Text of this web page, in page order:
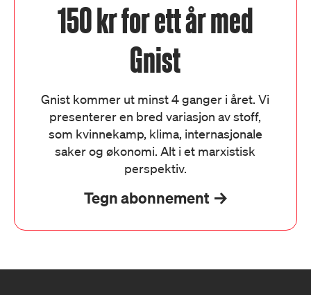
150 kr for ett år med
Gnist
Gnist kommer ut minst 4 ganger i året. Vi
presenterer en bred variasjon av stoff,
som kvinnekamp, klima, internasjonale
saker og økonomi. Alt i et marxistisk
perspektiv.
Tegn abonnement